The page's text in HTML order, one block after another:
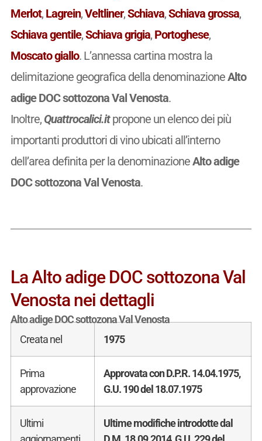
Merlot, Lagrein,Veltliner,Schiava,Schiava grossa,
Schiava gentile,Schiava grigia, Portoghese,
Moscato giallo. L’annessa cartina mostra la
delimitazione geografica della denominazioneAlto
adige DOC sottozona Val Venosta.
Inoltre, Quattrocalici.itpropone un elenco dei più
importanti produttori di vino ubicati all’interno
dell’area definita per la denominazioneAlto adige
DOC sottozona Val Venosta.
La Alto adige DOC sottozona Val
Venosta nei dettagli
Alto adige DOC sottozona Val Venosta
Creata nel
1975
Prima
approvazione
Approvata con D.P.R. 14.04.1975,
G.U. 190 del 18.07.1975
Ultimi
Ultime modifiche introdotte dal